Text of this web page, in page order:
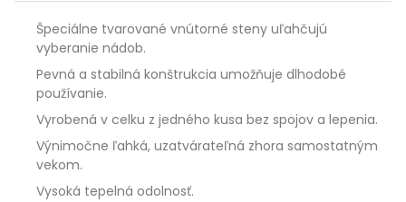
Špeciálne tvarované vnútorné steny uľahčujú
vyberanie nádob.
Pevná a stabilná konštrukcia umožňuje dlhodobé
používanie.
Vyrobená v celku z jedného kusa bez spojov a lepenia.
Výnimočne ľahká, uzatvárateľná zhora samostatným
vekom.
Vysoká tepelná odolnosť.